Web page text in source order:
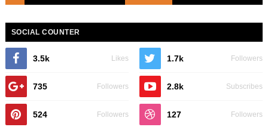
SOCIAL COUNTER
3.5k Likes 1.7k Followers
735 Followers 2.8k Subscribes
524 Followers 127 Followers